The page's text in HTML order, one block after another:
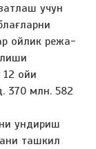
учун
ойлик режа-
12 ойи
370 млн. 582
ундириш
ташкил